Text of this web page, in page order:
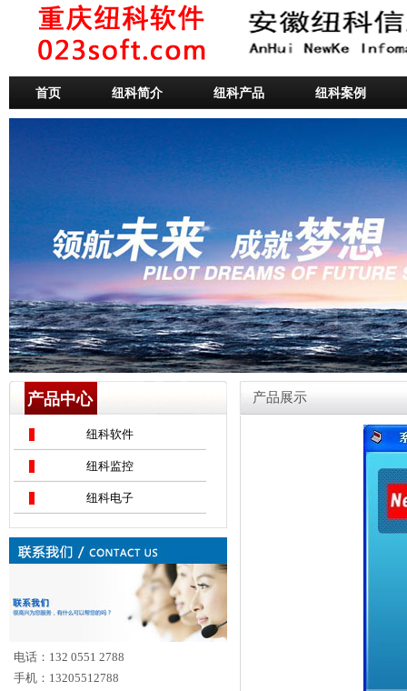
首页 纽科简介 纽科产品 纽科案例
产品中心
纽科软件
纽科监控
纽科电子
电话：132 0551 2788
手机：13205512788
产品展示